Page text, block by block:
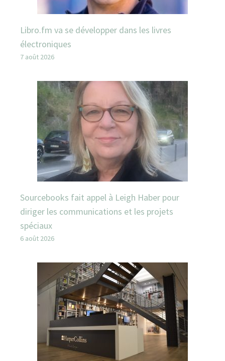
Libro.fm va se développer dans les livres
électroniques
7 août 2026
Sourcebooks fait appel à Leigh Haber pour
diriger les communications et les projets
spéciaux
6 août 2026